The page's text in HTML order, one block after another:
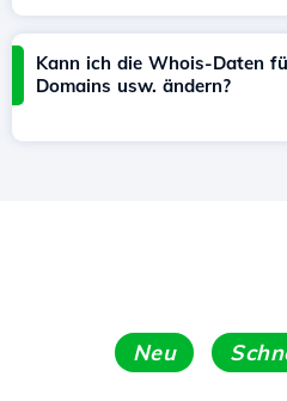
Kann ich die Whois-Daten
Domains usw. ändern?
Neu